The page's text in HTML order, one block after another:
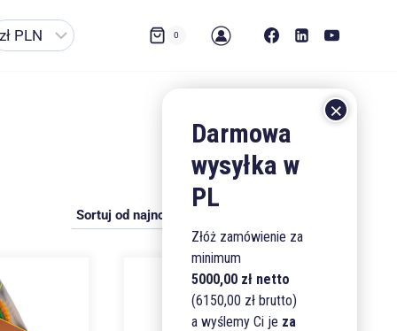
0
Złóż zamówienie za
minimum
5000,00 zł netto
(6150,00 zł brutto)
a wyślemy Ci je za